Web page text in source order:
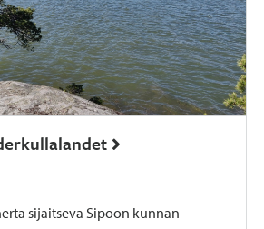
sijaitseva Sipoon kunnan